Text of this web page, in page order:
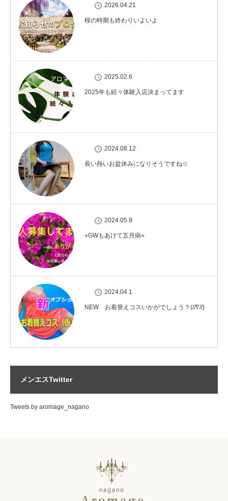
2026.04.21
桜の時期も終わりいよいよ
2025.02.6
2025年も続々体験入店決まってます
2024.08.12
長い熱いお盆休みになりそうですね☆
2024.05.9
⭐︎GWもあけて五月病⭐︎
2024.04.1
NEW お着替えコスいかがでしょう？(//∇//)
メンエスTwitter
Tweets by aromage_nagano